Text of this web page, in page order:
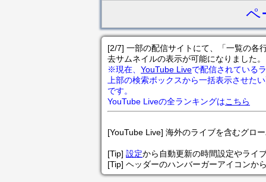
ペ
[2/7] 一部の配信サイトにて、「一覧の各
去サムネイルの表示が可能になりました。
※現在、 YouTube Liveで配信されている
上部の検索ボックスから一括表示させた
です。
YouTube Liveの全ランキングはこちら
[YouTube Live] 海外のライブを含むグロ
[Tip] 設定から自動更新の時間設定やライ
[Tip] ヘッダーのハンバーガーアイコンか